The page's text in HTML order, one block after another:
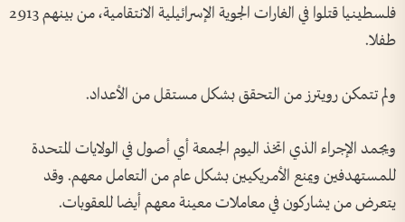
فلسطينيا قتلوا في الغارات الجوية الإسرائيلية الانتقامية، من بينهم 2913
طفلا.
ولم تتمكن رويترز من التحقق بشكل مستقل من الأعداد.
ويجمد الإجراء الذي اتخذ اليوم الجمعة أي أصول في الولايات المتحدة
للمستهدفين ويمنع الأمريكيين بشكل عام من التعامل معهم. وقد
يتعرض من يشاركون في معاملات معينة معهم أيضا للعقوبات.